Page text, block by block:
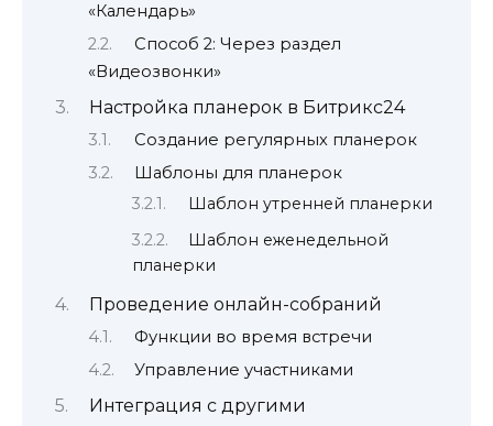
«Календарь»
Способ 2: Через раздел
«Видеозвонки»
Настройка планерок в Битрикс24
Создание регулярных планерок
Шаблоны для планерок
Шаблон утренней планерки
Шаблон еженедельной
планерки
Проведение онлайн-собраний
Функции во время встречи
Управление участниками
Интеграция с другими